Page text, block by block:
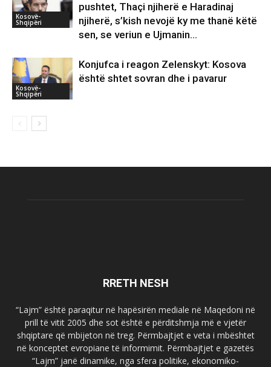
Kosovë-
Shqipëri
pushtet, Thaçi njiherë e Haradinaj
njiherë, s’kish nevojë ky me thanë këtë
sen, se veriun e Ujmanin...
Kosovë-
Shqipëri
Konjufca i reagon Zelenskyt: Kosova
është shtet sovran dhe i pavarur
RRETH NESH
“Lajm” është paraqitur në hapësirën mediale në Maqedoni në
prill të vitit 2005 dhe sot është e përditshmja më e vjetër
shqiptare që mbijeton në treg. Përmbajtjet e veta i mbështet
në konceptet evropiane të informimit. Përmbajtjet e gazetës
“Lajm” janë dinamike, nga sfera politike, ekonomiko-